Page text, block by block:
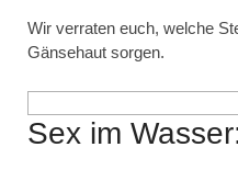
Wir verraten euch, welche
Gänsehaut sorgen.
Sex im